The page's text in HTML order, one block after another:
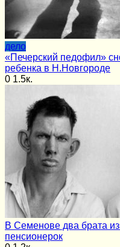
дело
«Печерский педофил»
ребенка в Н.Новгороде
0 1.5к.
В Семенове два брата
пенсионерок